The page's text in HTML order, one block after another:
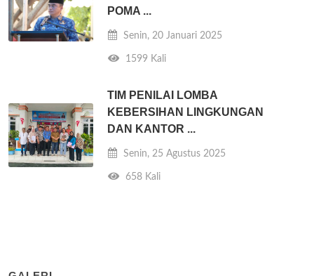
POMA ...
Senin, 20 Januari 2025
1599 Kali
TIM PENILAI LOMBA
KEBERSIHAN LINGKUNGAN
DAN KANTOR ...
Senin, 25 Agustus 2025
658 Kali